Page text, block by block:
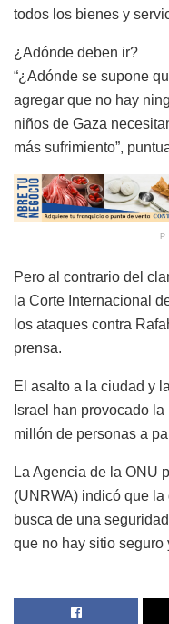
todos los bienes y
¿Adónde deben ir?
“¿Adónde se supone
agregar que no hay
niños de Gaza
más sufrimiento”,
Pero al contrario del
la Corte Internacional
los ataques contra
prensa.
El asalto a la ciudad y
Israel han provocado
millón de personas a
La Agencia de la ONU
(UNRWA) indicó que
busca de una
que no hay sitio seguro